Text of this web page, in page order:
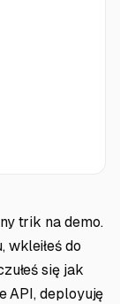
trik na demo.
wkleiłeś do
się jak
API, deployuję